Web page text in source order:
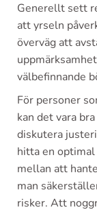
Generellt sett
att yrseln
överväg att
välbefinnande
För personer
kan det vara
diskutera
hitta en
mellan att
man
risker. Att